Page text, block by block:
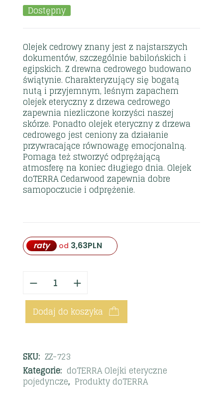
Dostępny
Olejek cedrowy znany jest z najstarszych
dokumentów, szczególnie babilońskich i
egipskich. Z drewna cedrowego budowano
świątynie. Charakteryzujący się bogatą
nutą i przyjemnym, leśnym zapachem
olejek eteryczny z drzewa cedrowego
zapewnia niezliczone korzyści naszej
skórze. Ponadto olejek eteryczny z drzewa
cedrowego jest ceniony za działanie
przywracające równowagę emocjonalną.
Pomaga też stworzyć odprężającą
atmosferę na koniec długiego dnia. Olejek
doTERRA Cedarwood zapewnia dobre
samopoczucie i odprężenie.
raty od 3,63PLN
Dodaj do koszyka
SKU: ZZ-723
Kategorie: doTERRA Olejki eteryczne
pojedyncze, Produkty doTERRA